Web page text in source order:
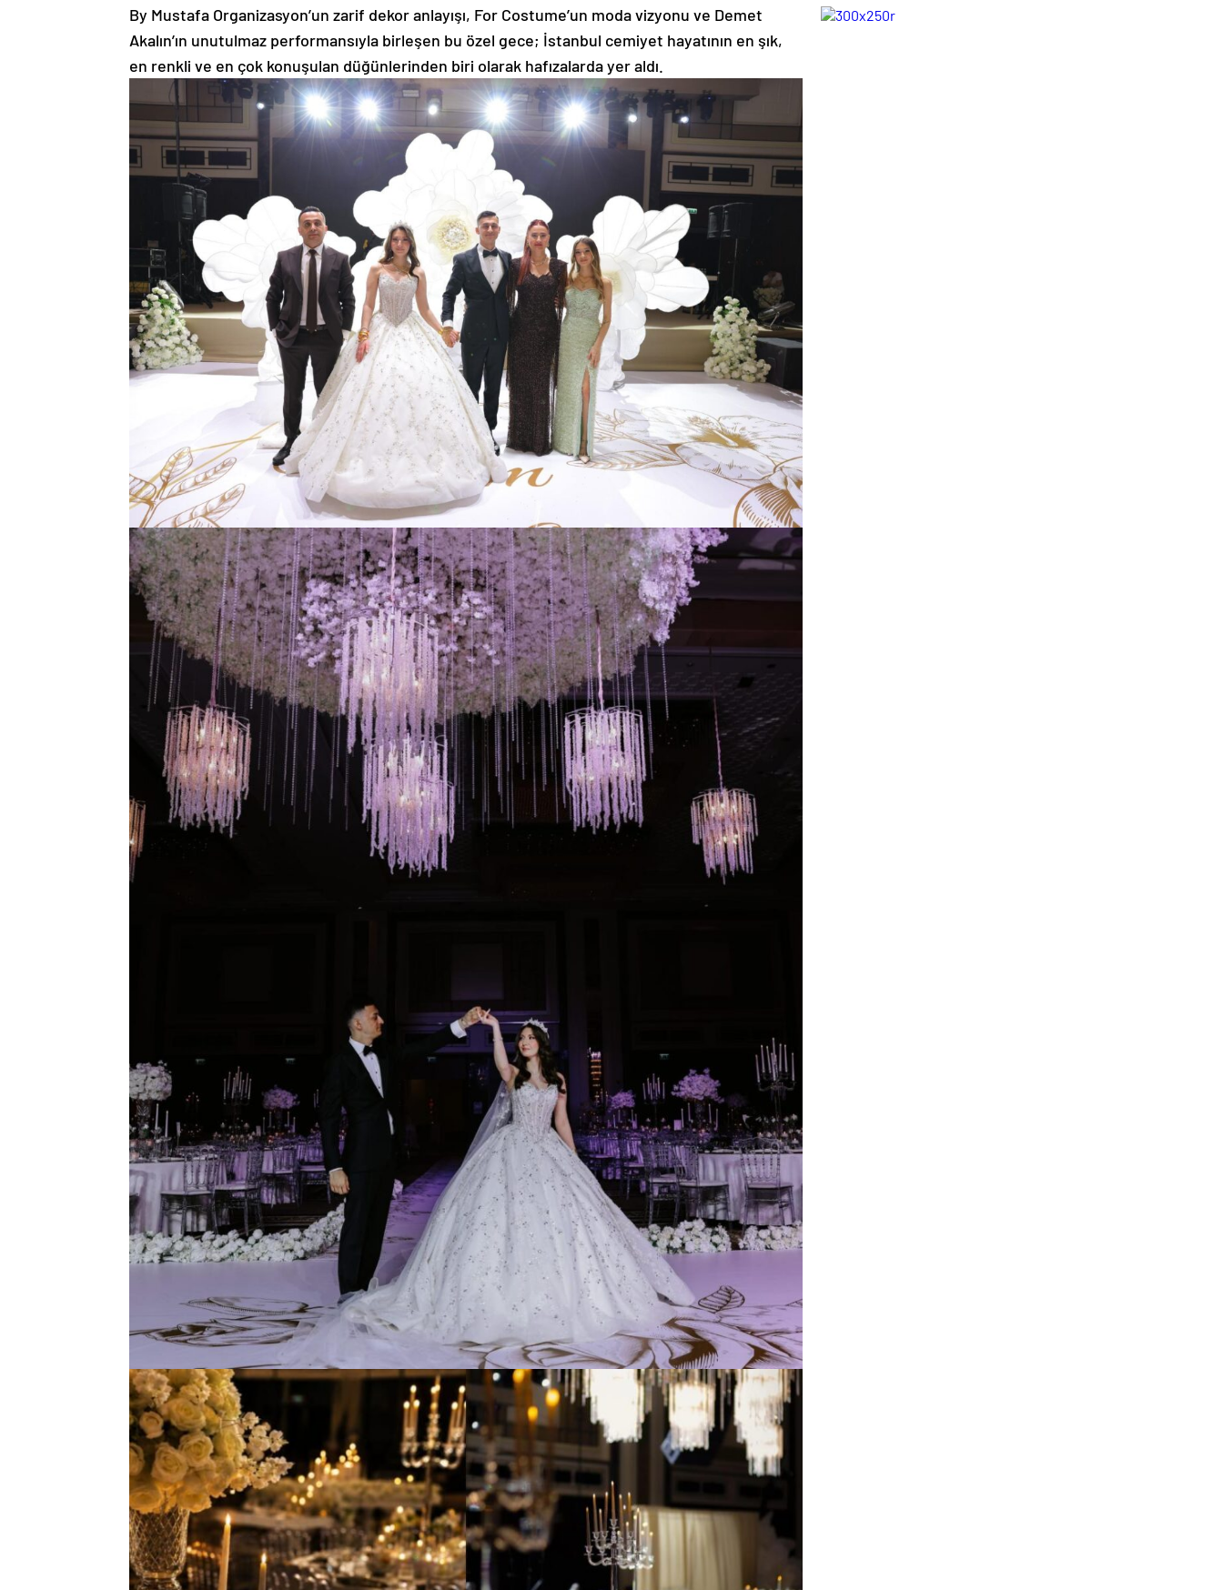
By Mustafa Organizasyon’un zarif dekor anlayışı, For Costume’un moda vizyonu ve Demet
Akalın’ın unutulmaz performansıyla birleşen bu özel gece; İstanbul cemiyet hayatının en şık,
en renkli ve en çok konuşulan düğünlerinden biri olarak hafızalarda yer aldı.
Uluslararası Moda